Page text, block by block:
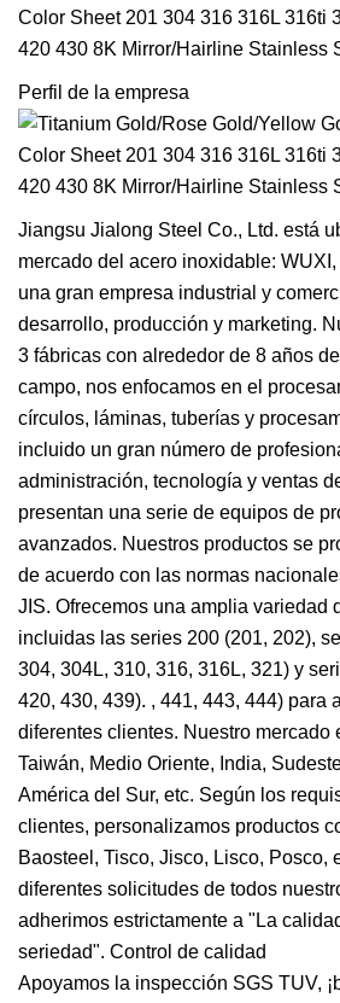
Perfil de la empresa
Jiangsu Jialong Steel Co., Ltd. está
mercado del acero inoxidable:
una gran empresa industrial y
desarrollo, producción y marketing.
3 fábricas con alrededor de 8 años
campo, nos enfocamos en el
círculos, láminas, tuberías y
incluido un gran número de
administración, tecnología y ventas
presentan una serie de equipos de
avanzados. Nuestros productos se
de acuerdo con las normas
JIS. Ofrecemos una amplia variedad
incluidas las series 200 (201, 202),
304, 304L, 310, 316, 316L, 321) y
420, 430, 439). , 441, 443, 444) para
diferentes clientes. Nuestro mercado
Taiwán, Medio Oriente, India,
América del Sur, etc. Según los
clientes, personalizamos productos
Baosteel, Tisco, Jisco, Lisco, Posco,
diferentes solicitudes de todos
adherimos estrictamente a "La
seriedad". Control de calidad
Apoyamos la inspección SGS TUV,